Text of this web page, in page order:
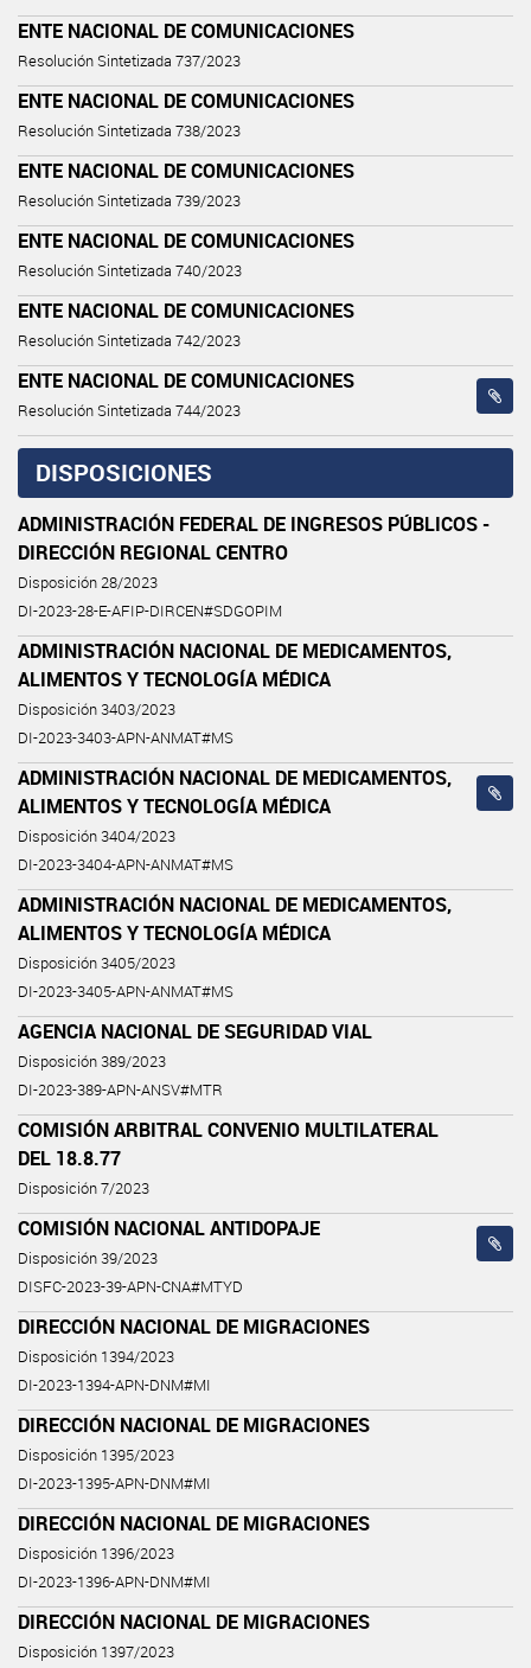
ENTE NACIONAL DE COMUNICACIONES
Resolución Sintetizada 737/2023
ENTE NACIONAL DE COMUNICACIONES
Resolución Sintetizada 738/2023
ENTE NACIONAL DE COMUNICACIONES
Resolución Sintetizada 739/2023
ENTE NACIONAL DE COMUNICACIONES
Resolución Sintetizada 740/2023
ENTE NACIONAL DE COMUNICACIONES
Resolución Sintetizada 742/2023
ENTE NACIONAL DE COMUNICACIONES
Resolución Sintetizada 744/2023
DISPOSICIONES
ADMINISTRACIÓN FEDERAL DE INGRESOS PÚBLICOS -
DIRECCIÓN REGIONAL CENTRO
Disposición 28/2023
DI-2023-28-E-AFIP-DIRCEN#SDGOPIM
ADMINISTRACIÓN NACIONAL DE MEDICAMENTOS,
ALIMENTOS Y TECNOLOGÍA MÉDICA
Disposición 3403/2023
DI-2023-3403-APN-ANMAT#MS
ADMINISTRACIÓN NACIONAL DE MEDICAMENTOS,
ALIMENTOS Y TECNOLOGÍA MÉDICA
Disposición 3404/2023
DI-2023-3404-APN-ANMAT#MS
ADMINISTRACIÓN NACIONAL DE MEDICAMENTOS,
ALIMENTOS Y TECNOLOGÍA MÉDICA
Disposición 3405/2023
DI-2023-3405-APN-ANMAT#MS
AGENCIA NACIONAL DE SEGURIDAD VIAL
Disposición 389/2023
DI-2023-389-APN-ANSV#MTR
COMISIÓN ARBITRAL CONVENIO MULTILATERAL
DEL 18.8.77
Disposición 7/2023
COMISIÓN NACIONAL ANTIDOPAJE
Disposición 39/2023
DISFC-2023-39-APN-CNA#MTYD
DIRECCIÓN NACIONAL DE MIGRACIONES
Disposición 1394/2023
DI-2023-1394-APN-DNM#MI
DIRECCIÓN NACIONAL DE MIGRACIONES
Disposición 1395/2023
DI-2023-1395-APN-DNM#MI
DIRECCIÓN NACIONAL DE MIGRACIONES
Disposición 1396/2023
DI-2023-1396-APN-DNM#MI
DIRECCIÓN NACIONAL DE MIGRACIONES
Disposición 1397/2023